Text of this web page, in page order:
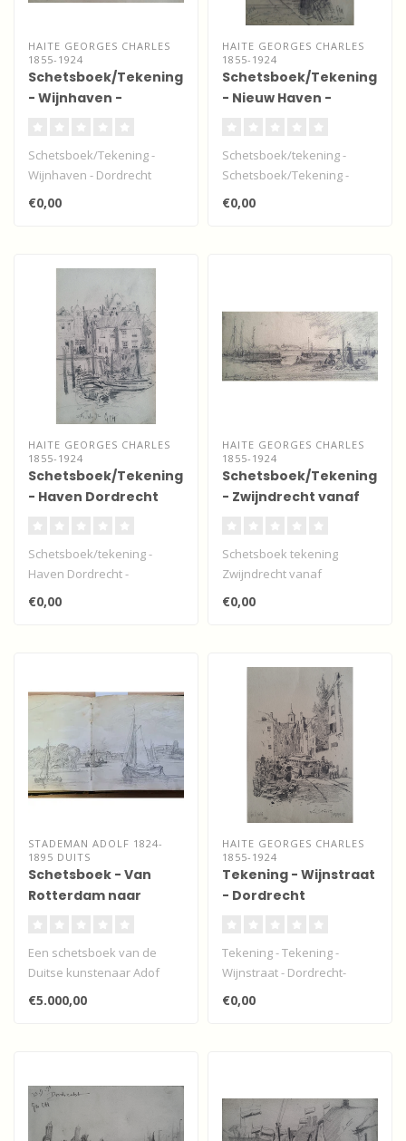
HAITE GEORGES CHARLES
1855-1924
Schetsboek/Tekening
- Wijnhaven -
Schetsboek/Tekening -
Wijnhaven - Dordrecht
gesigneerd, linksonder G. C.
H. "2..
€0,00
HAITE GEORGES CHARLES
1855-1924
Schetsboek/Tekening
- Nieuw Haven -
Schetsboek/tekening -
Schetsboek/Tekening -
Nieuw Haven - Dordrecht
gesigneerd,..
€0,00
HAITE GEORGES CHARLES
1855-1924
Schetsboek/Tekening
- Haven Dordrecht
Schetsboek/tekening -
Haven Dordrecht -
gesigneerd 27 juli 1892...
€0,00
HAITE GEORGES CHARLES
1855-1924
Schetsboek/Tekening
- Zwijndrecht vanaf
Schetsboek tekening
Zwijndrecht vanaf
Dordrecht met het veer en
wachtende boeren..
€0,00
STADEMAN ADOLF 1824-
1895 DUITS
Schetsboek - Van
Rotterdam naar
Een schetsboek van de
Duitse kunstenaar Adof
Stademan met schetsen en
aquarellen..
€5.000,00
HAITE GEORGES CHARLES
1855-1924
Tekening - Wijnstraat
- Dordrecht
Tekening - Tekening -
Wijnstraat - Dordrecht-
voluit gesigneerd Geo. C.
Haité. ..
€0,00